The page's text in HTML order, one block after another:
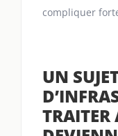
compliquer
UN
TRAITER